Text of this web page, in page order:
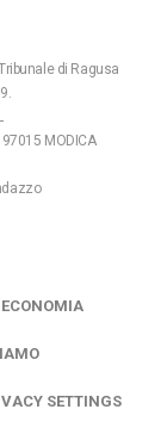
di Ragusa
MODICA
ECONOMIA
SETTINGS